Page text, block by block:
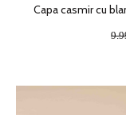
Capa casmir cu